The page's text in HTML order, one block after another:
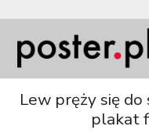
Lew pręży się
plakat